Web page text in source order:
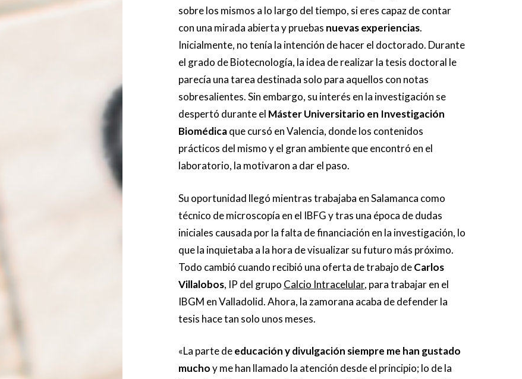
sobre los mismos a lo largo del tiempo, si eres capaz de contar
con una mirada abierta y pruebas nuevas experiencias.
Inicialmente, no tenía la intención de hacer el doctorado. Durante
el grado de Biotecnología, la idea de realizar la tesis doctoral le
parecía una tarea destinada solo para aquellos con notas
sobresalientes. Sin embargo, su interés en la investigación se
despertó durante el Máster Universitario en Investigación
Biomédicaque cursó en Valencia, donde los contenidos
prácticos del mismo y el gran ambiente que encontró en el
laboratorio, la motivaron a dar el paso.
Su oportunidad llegó mientras trabajaba en Salamanca como
técnico de microscopía en el IBFG y tras una época de dudas
iniciales causada por la falta de financiación en la investigación, lo
que la inquietaba a la hora de visualizar su futuro más próximo.
Todo cambió cuando recibió una oferta de trabajo deCarlos
Villalobos, IP del grupo Calcio Intracelular, para trabajar en el
IBGM en Valladolid. Ahora, la zamorana acaba de defender la
tesis hace tan solo unos meses.
«La parte deeducación y divulgación siempre me han gustado
muchoy me han llamado la atención desde el principio; lo de la